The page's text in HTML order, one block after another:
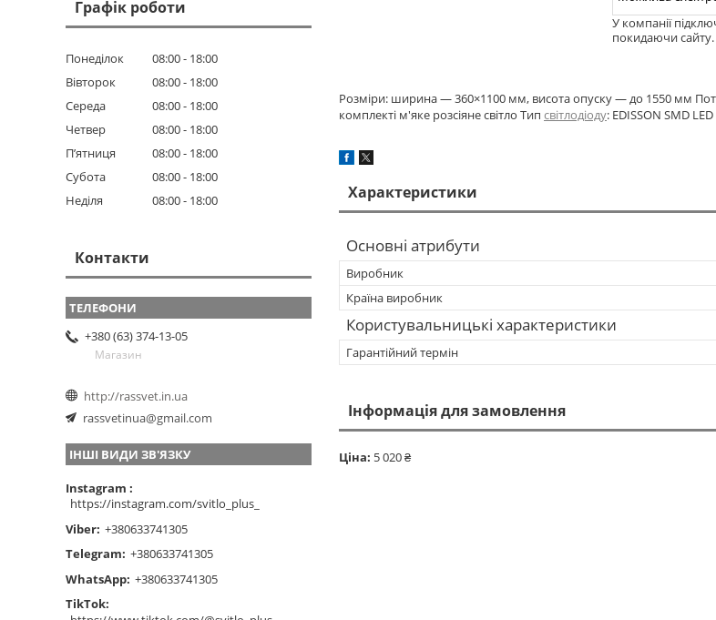
У компанії
покидаючи сайту.
Розміри: ширина — 360×1100 мм, висота опуску — до 1550 мм
комплекті м'яке розсіяне світло Тип світлодіоду: EDISSON SMD LED
Характеристики
Основні атрибути
Виробник
Країна виробник
Користувальницькі характеристики
Гарантійний термін
Інформація для замовлення
Ціна: 5 020 ₴
Графік роботи
Понеділок 08:00
18:00
Вівторок
08:00
18:00
Середа
08:00
18:00
Четвер
08:00
18:00
Пʼятниця
08:00
18:00
Субота
08:00
18:00
Неділя
08:00 18:00
Контакти
+380 (63) 374-13-05
Магазин
http://rassvet.in.ua
rassvetinua@gmail.com
ІНШІ ВИДИ ЗВ'ЯЗКУ
Instagram
https://instagram.com/svitlo_plus_
Viber +380633741305
Telegram +380633741305
WhatsApp +380633741305
TikTok